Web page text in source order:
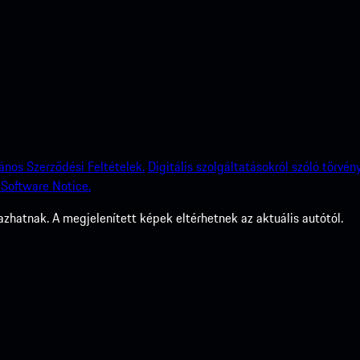
Szerződési Feltételek. Digitális szolgáltatásokról szóló
Notice.
A megjelenített képek eltérhetnek az aktuális autótól.